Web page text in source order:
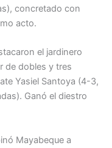
concretado con
acto.
el jardinero
de dobles y tres
Yasiel Santoya (4-3,
Ganó el diestro
Mayabeque a